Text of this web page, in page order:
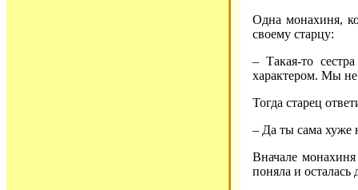
Одна монахиня,
своему старцу:
– Такая-то
характером. Мы
Тогда старец
– Да ты сама хуже
Вначале
поняла и осталась